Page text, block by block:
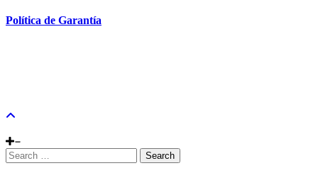
Política de Garantía
Search